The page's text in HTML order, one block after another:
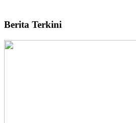
Berita Terkini